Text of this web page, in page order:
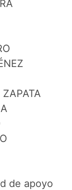
RIVERA
JIMÉNEZ
ZAPATA
de apoyo